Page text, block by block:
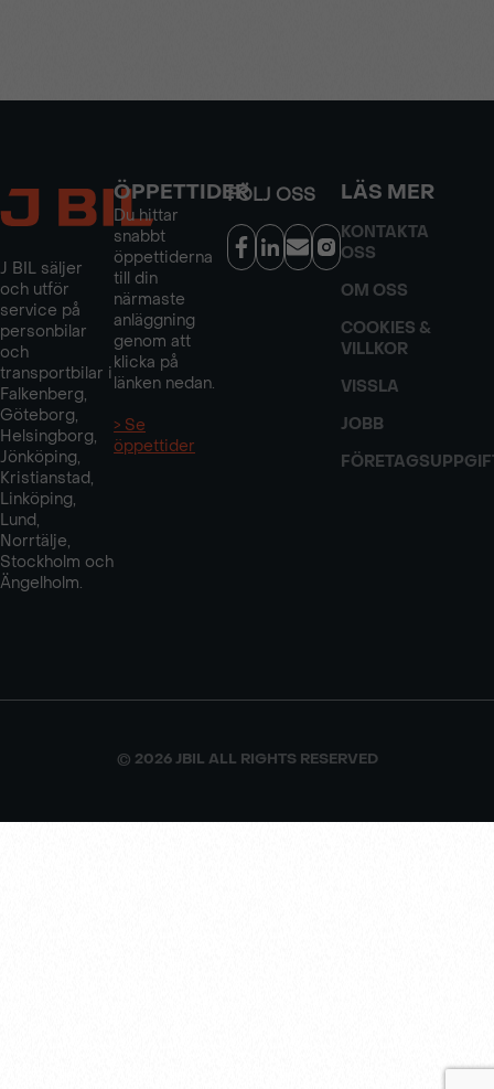
J BIL säljer
och utför
service på
personbilar
och
transportbilar i
Falkenberg,
Göteborg,
Helsingborg,
Jönköping,
Kristianstad,
Linköping,
Lund,
Norrtälje,
Stockholm och
Ängelholm.
ÖPPETTIDER
Du hittar
snabbt
öppettiderna
till din
närmaste
anläggning
genom att
klicka på
länken nedan.
> Se
öppettider
FÖLJ OSS LÄS MER
KONTAKTA
OSS
OM OSS
COOKIES &
VILLKOR
VISSLA
JOBB
© 2026 JBIL ALL RIGHTS RESERVED